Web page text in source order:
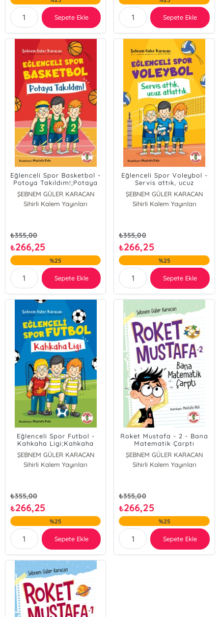
Sepete Ekle Sepete Ekle
Eğlenceli Spor Basketbol -
Potoya Takıldım!;Potaya
Takıldım!
ŞEBNEM GÜLER KARACAN
Sihirli Kalem Yayınları
₺355,00
₺266,25
%25
Sepete Ekle
Eğlenceli Spor Voleybol -
Servis attık, ucuz
atlattık;Servis attık, Ucuz
Atlattık
ŞEBNEM GÜLER KARACAN
Sihirli Kalem Yayınları
₺355,00
₺266,25
%25
Sepete Ekle
Eğlenceli Spor Futbol -
Kahkaha Ligi;Kahkaha
Ligi
ŞEBNEM GÜLER KARACAN
Sihirli Kalem Yayınları
₺355,00
₺266,25
%25
Sepete Ekle
Roket Mustafa - 2 - Bana
Matematik Çarptı
ŞEBNEM GÜLER KARACAN
Sihirli Kalem Yayınları
₺355,00
₺266,25
%25
Sepete Ekle